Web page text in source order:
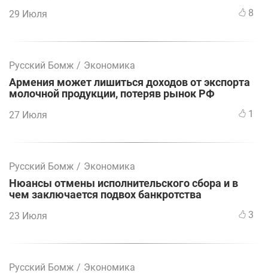
29 Июля 8
Русский Бомж / Экономика
Армения может лишиться доходов от экспорта
молочной продукции, потеряв рынок РФ
27 Июля 1
Русский Бомж / Экономика
Нюансы отмены исполнительского сбора и в
чем заключается подвох банкротства
23 Июля 3
Русский Бомж / Экономика